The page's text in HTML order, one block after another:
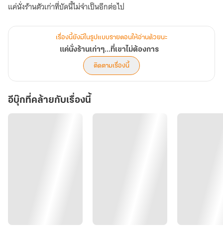
แค่นั่งร้านตัวเก่าที่บัดนี้ไม่จำเป็นอีกต่อไป
เรื่องนี้ยังมีในรูปแบบรายตอนให้อ่านด้วยนะ
แค่นั่งร้านเก่าๆ...ที่เขาไม่ต้องการ
ติดตามเรื่องนี้
อีบุ๊กที่คล้ายกับเรื่องนี้